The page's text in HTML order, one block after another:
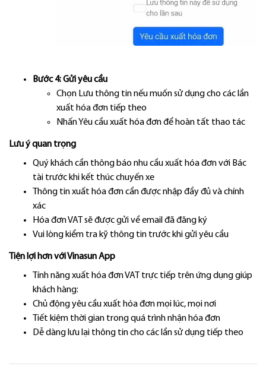
Bước 4: Gửi yêu cầu
Chọn Lưu thông tin nếu muốn sử dụng cho các lần
xuất hóa đơn tiếp theo
Nhấn Yêu cầu xuất hóa đơn để hoàn tất thao tác
Lưu ý quan trọng
Quý khách cần thông báo nhu cầu xuất hóa đơn với Bác
tài trước khi kết thúc chuyến xe
Thông tin xuất hóa đơn cần được nhập đầy đủ và chính
xác
Hóa đơn VAT sẽ được gửi về email đã đăng ký
Vui lòng kiểm tra kỹ thông tin trước khi gửi yêu cầu
Tiện lợi hơn với Vinasun App
Tính năng xuất hóa đơn VAT trực tiếp trên ứng dụng giúp
khách hàng:
Chủ động yêu cầu xuất hóa đơn mọi lúc, mọi nơi
Tiết kiệm thời gian trong quá trình nhận hóa đơn
Dễ dàng lưu lại thông tin cho các lần sử dụng tiếp theo